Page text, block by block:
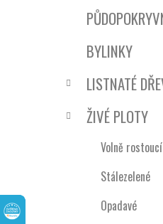
BYLINKY
LISTNATÉ
ŽIVÉ PLOTY
Volně
Stálezelené
Opadavé